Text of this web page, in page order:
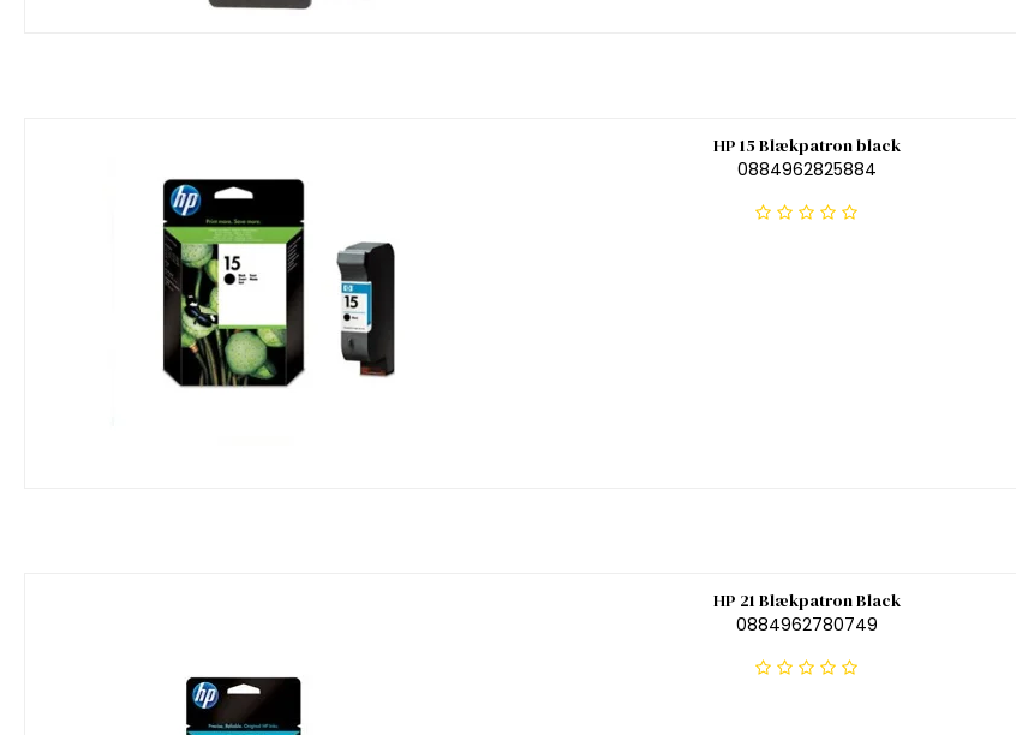
HP 15 Blækpatron black
0884962825884
HP 21 Blækpatron Black
0884962780749